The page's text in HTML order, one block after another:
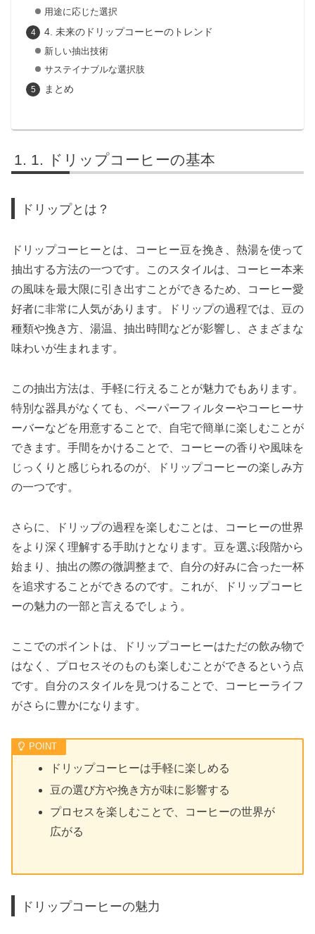
用途に応じた選択
4. 未来のドリップコーヒーのトレンド
新しい抽出技術
サステイナブルな選択肢
まとめ
1. ドリップコーヒーの基本
ドリップとは？
ドリップコーヒーとは、コーヒー豆を挽き、熱湯を使って
抽出する方法の一つです。このスタイルは、コーヒー本来
の風味を最大限に引き出すことができるため、コーヒー愛
好者に非常に人気があります。ドリップの過程では、豆の
種類や挽き方、湯温、抽出時間などが影響し、さまざまな
味わいが生まれます。
この抽出方法は、手軽に行えることが魅力でもあります。
特別な器具がなくても、ペーパーフィルターやコーヒーサ
ーバーなどを用意することで、自宅で簡単に楽しむことが
できます。手間をかけることで、コーヒーの香りや風味を
じっくりと感じられるのが、ドリップコーヒーの楽しみ方
の一つです。
さらに、ドリップの過程を楽しむことは、コーヒーの世界
をより深く理解する手助けとなります。豆を選ぶ段階から
始まり、抽出の際の微調整まで、自分の好みに合った一杯
を追求することができるのです。これが、ドリップコーヒ
ーの魅力の一部と言えるでしょう。
ここでのポイントは、ドリップコーヒーはただの飲み物で
はなく、プロセスそのものも楽しむことができるという点
です。自分のスタイルを見つけることで、コーヒーライフ
がさらに豊かになります。
ドリップコーヒーは手軽に楽しめる
豆の選び方や挽き方が味に影響する
プロセスを楽しむことで、コーヒーの世界が
広がる
ドリップコーヒーの魅力